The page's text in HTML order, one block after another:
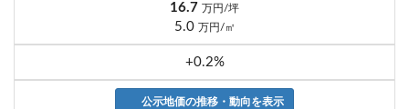
16.7 万円/坪
5.0 万円/㎡
+0.2%
公示地価の推移・動向を表示